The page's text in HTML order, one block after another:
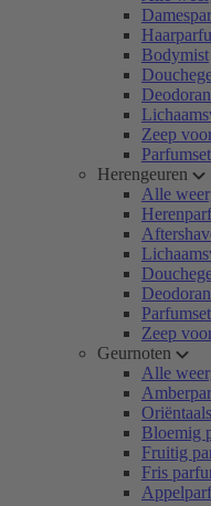
Bodymist
Zeep
Herengeuren
Alle
Zeep
Geurnoten
Alle
Bloemig
Fruitig
Fris